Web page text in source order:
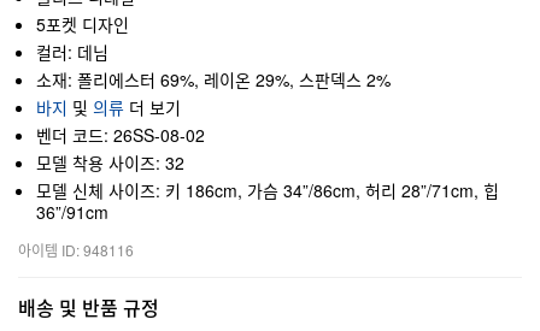
5포켓 디자인
컬러: 데님
소재: 폴리에스터 69%, 레이온 29%, 스판덱스 2%
바지 및 의류 더 보기
벤더 코드: 26SS-08-02
모델 착용 사이즈: 32
모델 신체 사이즈: 키 186cm, 가슴 34”/86cm, 허리 28”/71cm, 힙
36”/91cm
아이템 ID: 948116
배송 및 반품 규정